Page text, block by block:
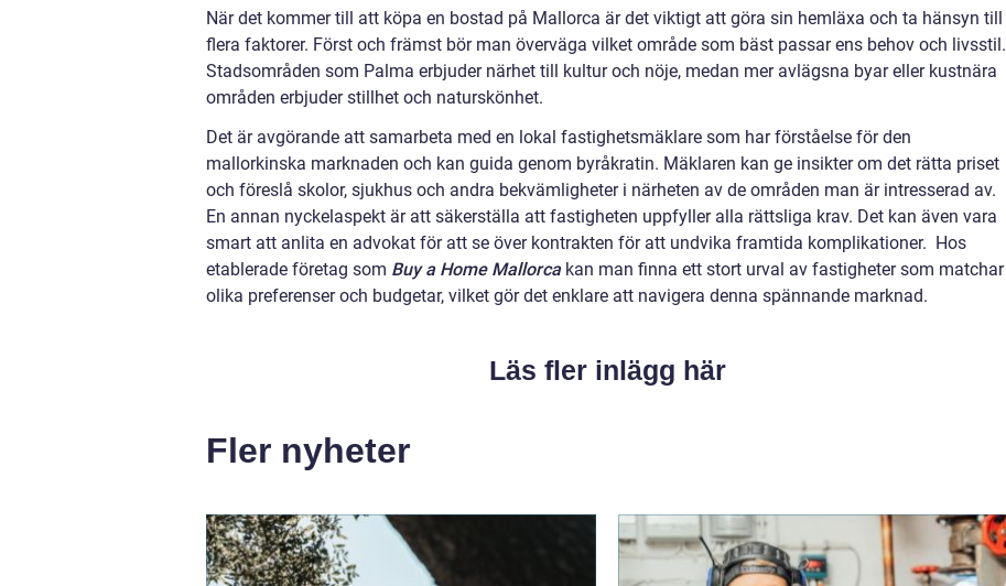
När det kommer till att köpa en bostad på Mallorca är det viktigt att göra sin hemläxa och ta hänsyn till
flera faktorer. Först och främst bör man överväga vilket område som bäst passar ens behov och livsstil.
Stadsområden som Palma erbjuder närhet till kultur och nöje, medan mer avlägsna byar eller kustnära
områden erbjuder stillhet och naturskönhet.
Det är avgörande att samarbeta med en lokal fastighetsmäklare som har förståelse för den
mallorkinska marknaden och kan guida genom byråkratin. Mäklaren kan ge insikter om det rätta priset
och föreslå skolor, sjukhus och andra bekvämligheter i närheten av de områden man är intresserad av.
En annan nyckelaspekt är att säkerställa att fastigheten uppfyller alla rättsliga krav. Det kan även vara
smart att anlita en advokat för att se över kontrakten för att undvika framtida komplikationer. Hos
etablerade företag som Buy a Home Mallorcakan man finna ett stort urval av fastigheter som matchar
olika preferenser och budgetar, vilket gör det enklare att navigera denna spännande marknad.
Läs fler inlägg här
Fler nyheter